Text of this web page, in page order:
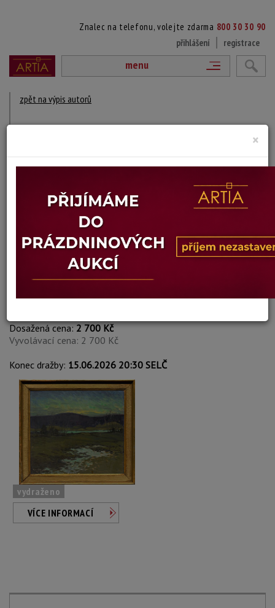
Znalec na telefonu, volejte zdarma 800 30 30 90
přihlášení
registrace
menu
zpět na výpis autorů
1900 - 1986
DÍLA V AUKCÍCH
Birger Hansson-Böe
181. V KRAJINĚ
Dosažená cena:2 700 Kč
Vyvolávací cena: 2 700 Kč
Konec dražby: 15.06.2026 20:30 SELČ
vydraženo
VÍCE INFORMACÍ
×